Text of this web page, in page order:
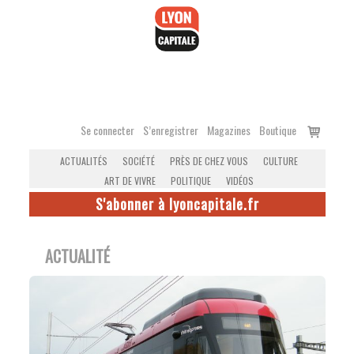
Se connecter S’enregistrer Magazines Boutique
Voir
ACTUALITÉS SOCIÉTÉ PRÈS DE CHEZ VOUS
CULTURE
ART DE VIVRE
POLITIQUE VIDÉOS
S'abonner à lyoncapitale.fr
ACTUALITÉ